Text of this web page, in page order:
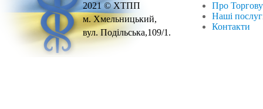
2021 © ХТПП
м. Хмельницький,
вул. Подільська,109/1.
Про
Наші
Контакти